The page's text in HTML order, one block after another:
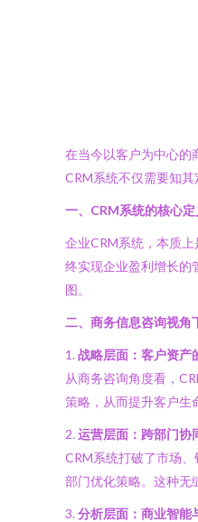
在当今以客户为中心的
CRM系统不仅需要知其
一、CRM系统的核心
企业CRM系统，本质
终实现企业盈利增长的
图。
二、商务信息咨询视角
1.战略层面：客户资产
从商务咨询角度看，
策略，从而提升客户生
2.运营层面：跨部门协
CRM系统打破了市场
部门优化策略。这种无
3.分析层面：商业智能